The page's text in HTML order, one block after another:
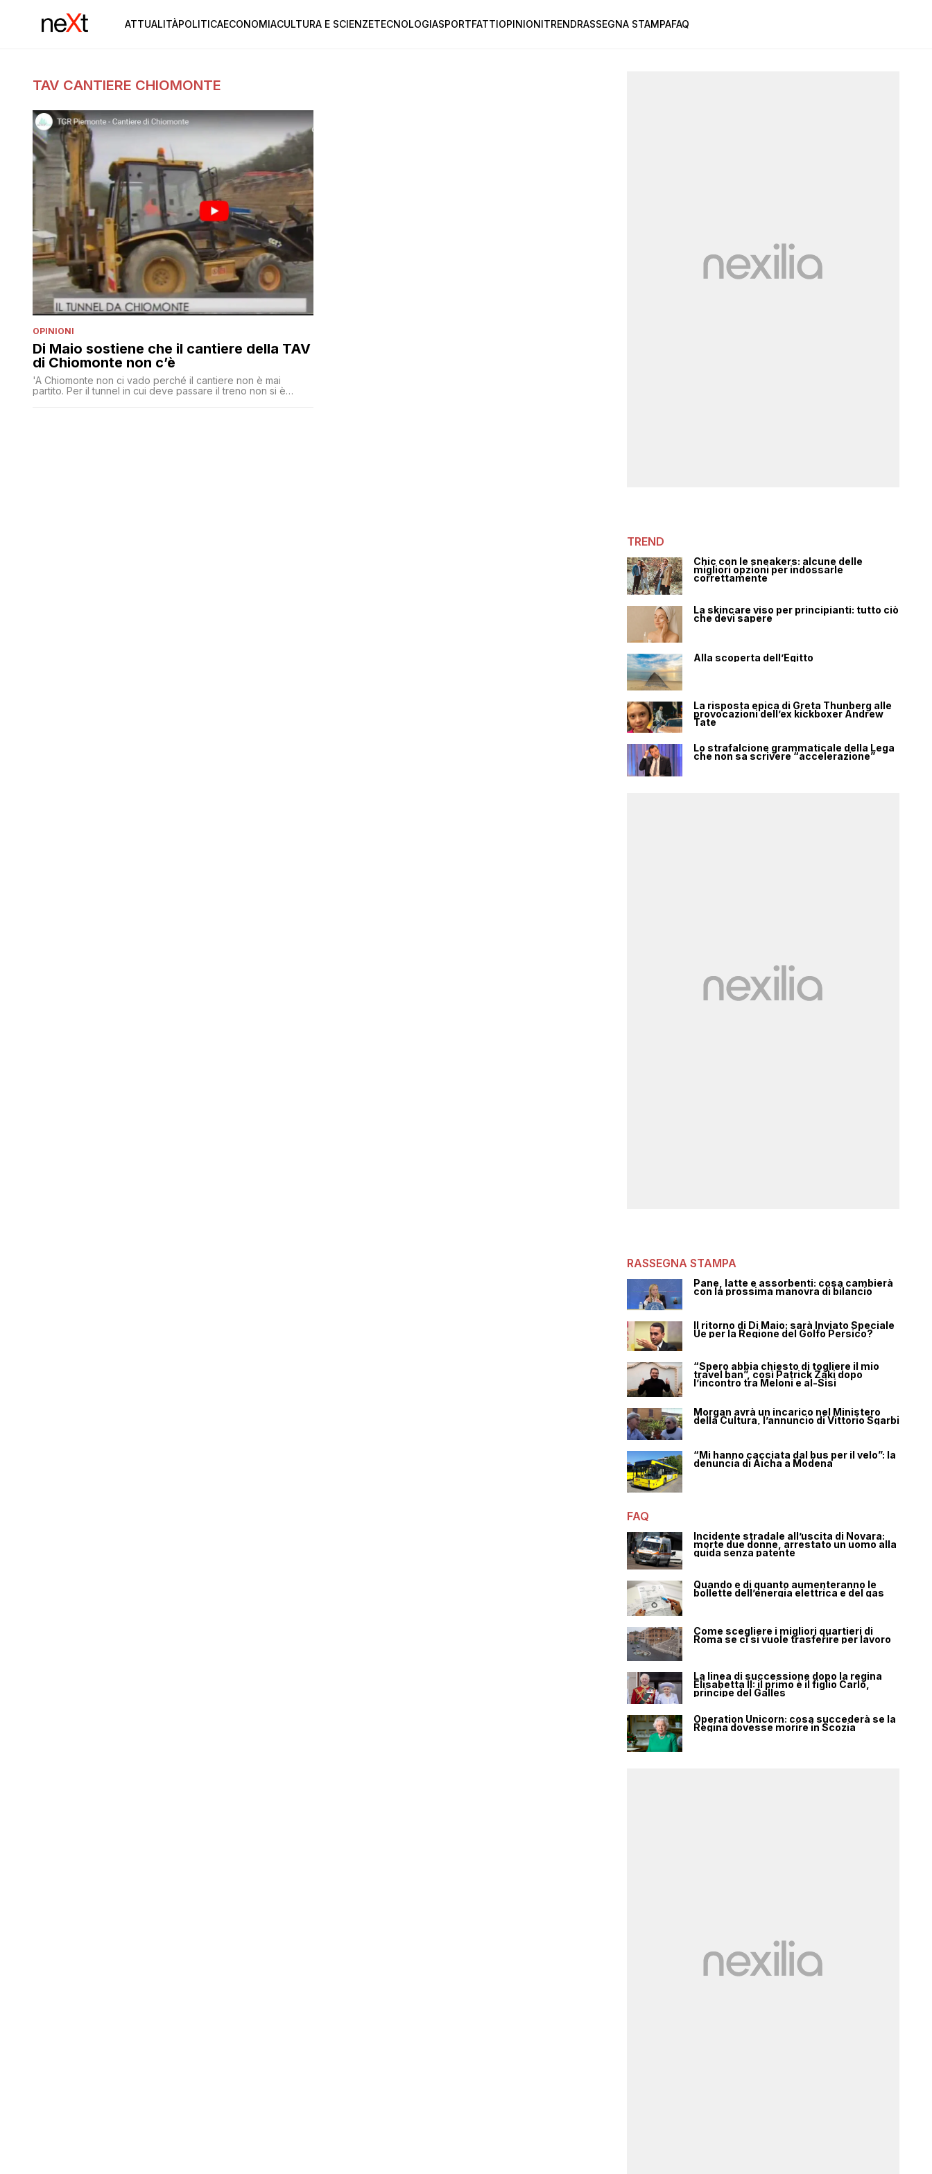
ATTUALITÀPOLITICAECONOMIACULTURA E SCIENZETECNOLOGIASPORTFATTIOPINIONITRENDRASSEGNA STAMPAFAQ
TAV CANTIERE CHIOMONTE
OPINIONI
Di Maio sostiene che il cantiere della TAV
di Chiomonte non c’è
'A Chiomonte non ci vado perché il cantiere non è mai
partito. Per il tunnel in cui deve passare il treno non si è
TREND
Chic con le sneakers: alcune delle
migliori opzioni per indossarle
correttamente
La skincare viso per principianti: tutto ciò
che devi sapere
Alla scoperta dell’Egitto
La risposta epica di Greta Thunberg alle
provocazioni dell’ex kickboxer Andrew
Tate
Lo strafalcione grammaticale della Lega
che non sa scrivere “accelerazione”
RASSEGNA STAMPA
Pane, latte e assorbenti: cosa cambierà
con la prossima manovra di bilancio
Il ritorno di Di Maio: sarà Inviato Speciale
Ue per la Regione del Golfo Persico?
“Spero abbia chiesto di togliere il mio
travel ban”, così Patrick Zaki dopo
l’incontro tra Meloni e al-Sisi
Morgan avrà un incarico nel Ministero
della Cultura, l’annuncio di Vittorio Sgarbi
“Mi hanno cacciata dal bus per il velo”: la
denuncia di Aicha a Modena
FAQ
Incidente stradale all’uscita di Novara:
morte due donne, arrestato un uomo alla
guida senza patente
Quando e di quanto aumenteranno le
bollette dell’energia elettrica e del gas
Come scegliere i migliori quartieri di
Roma se ci si vuole trasferire per lavoro
La linea di successione dopo la regina
Elisabetta II: il primo è il figlio Carlo,
principe del Galles
Operation Unicorn: cosa succederà se la
Regina dovesse morire in Scozia